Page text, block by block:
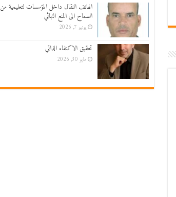
الهاتف النقال داخل المؤسسات لتعليمية من
السماح الى المنع النهائي
يونيو 7, 2026
تحقيق الاكتفاء الذاتي
مايو 30, 2026